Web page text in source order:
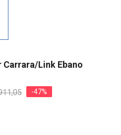
Link Ebano
-47%